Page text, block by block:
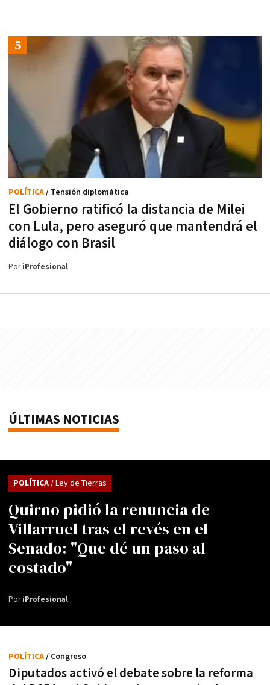
El Gobierno ratificó la distancia de Milei
con Lula, pero aseguró que mantendrá el
diálogo con Brasil
POLÍTICA/ Tensión diplomática
PoriProfesional
ÚLTIMAS NOTICIAS
Quirno pidió la renuncia de
Villarruel tras el revés en el
Senado: "Que dé un paso al
costado"
POLÍTICA/ Ley de Tierras
PoriProfesional
Diputados activó el debate sobre la reforma
POLÍTICA/ Congreso